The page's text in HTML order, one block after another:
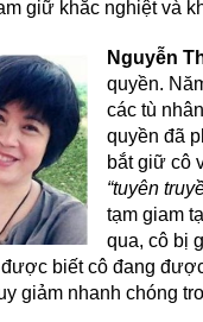
giữ khắc nghiệt và
Nguyễn
quyền.
các tù
quyền đã
bắt giữ cô
“tuyên
tạm giam
qua, cô bị
biết cô đang
giảm nhanh chóng